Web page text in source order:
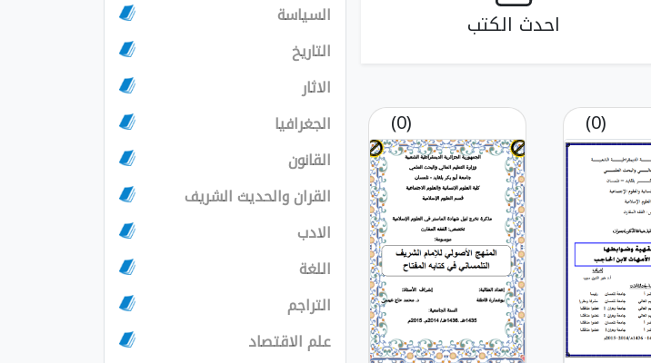
احدث الكتب
(0)
(0)
السياسة
التاريخ
الاثار
الجغرافيا
القانون
القران والحديث الشريف
الادب
اللغة
التراجم
علم الاقتصاد